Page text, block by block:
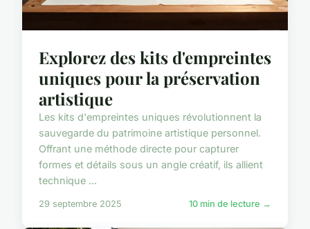
Explorez des kits d'empreintes
uniques pour la préservation
artistique
Les kits d'empreintes uniques révolutionnent la
sauvegarde du patrimoine artistique personnel.
Offrant une méthode directe pour capturer
formes et détails sous un angle créatif, ils allient
technique ...
29 septembre 2025 10 min de lecture →